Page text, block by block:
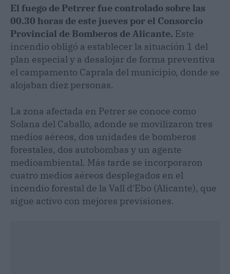
El fuego de Petrrer fue controlado sobre las
00.30 horas de este jueves por el Consorcio
Provincial de Bomberos de Alicante. Este
incendio obligó a establecer la situación 1 del
plan especial y a desalojar de forma preventiva
el campamento Caprala del municipio, donde se
alojaban diez personas.
La zona afectada en Petrer se conoce como
Solana del Caballo, adonde se movilizaron tres
medios aéreos, dos unidades de bomberos
forestales, dos autobombas y un agente
medioambiental. Más tarde se incorporaron
cuatro medios aéreos desplegados en el
incendio forestal de la Vall d'Ebo (Alicante), que
sigue activo con mejores previsiones.